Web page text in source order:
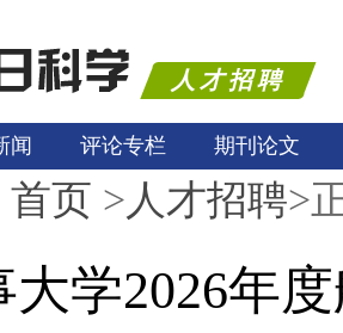
人才招聘
闻 评论专栏 期刊论文
首页 >人才招聘>
大学2026年